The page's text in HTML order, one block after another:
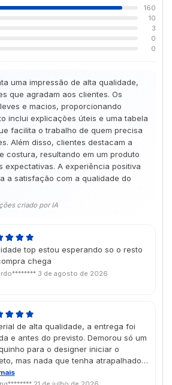
160
10
3
0
0
uma impressão de alta qualidade,
que agradam aos clientes. Os
e macios, proporcionando
inclui explicações úteis e uma tabela
facilita o trabalho de quem precisa
Além disso, clientes destacam a
costura, resultando em um produto
expectativas. A experiência positiva
a satisfação com a qualidade do
criado por IA
top estou esperando so o resto
chega
3 de agosto de 2026
de alta qualidade, a entrega foi
e antes do previsto. Demorou só um
para o designer iniciar o
mas nada que tenha atrapalhado
de entrega. Com certeza